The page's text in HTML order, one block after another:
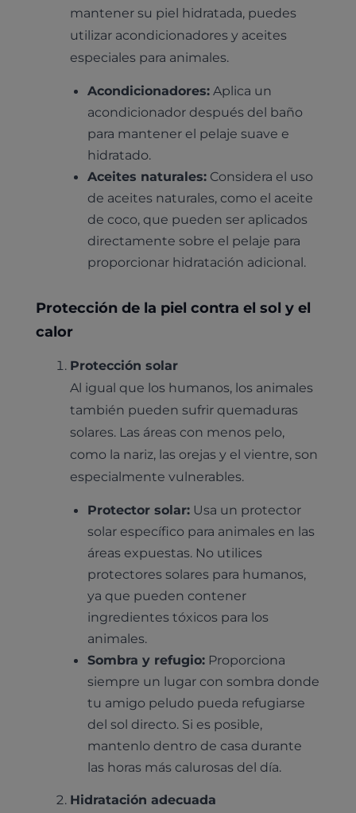
mantener su piel hidratada, puedes
utilizar acondicionadores y aceites
especiales para animales.
Acondicionadores: Aplica un
acondicionador después del baño
para mantener el pelaje suave e
hidratado.
Aceites naturales: Considera el uso
de aceites naturales, como el aceite
de coco, que pueden ser aplicados
directamente sobre el pelaje para
proporcionar hidratación adicional.
Protección de la piel contra el sol y el
calor
Protección solar
Al igual que los humanos, los animales
también pueden sufrir quemaduras
solares. Las áreas con menos pelo,
como la nariz, las orejas y el vientre, son
especialmente vulnerables.
Protector solar: Usa un protector
solar específico para animales en las
áreas expuestas. No utilices
protectores solares para humanos,
ya que pueden contener
ingredientes tóxicos para los
animales.
Sombra y refugio: Proporciona
siempre un lugar con sombra donde
tu amigo peludo pueda refugiarse
del sol directo. Si es posible,
mantenlo dentro de casa durante
las horas más calurosas del día.
Hidratación adecuada